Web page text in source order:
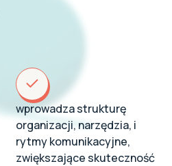
wprowadza strukturę
organizacji, narzędzia, i
rytmy komunikacyjne,
zwiększające skuteczność